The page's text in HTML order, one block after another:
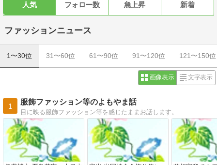
人気 フォロー数 急上昇 新着
ファッションニュース
1〜30位 31〜60位 61〜90位 91〜120位 121〜150位
画像表示 文字表示
1
服飾ファッション等のよもやま話
目に映る服飾ファッション等を感じたままお話します。